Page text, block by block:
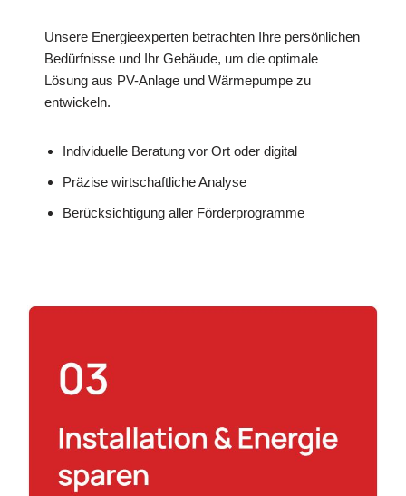
Unsere Energieexperten betrachten Ihre persönlichen
Bedürfnisse und Ihr Gebäude, um die optimale
Lösung aus PV-Anlage und Wärmepumpe zu
entwickeln.
Individuelle Beratung vor Ort oder digital
Präzise wirtschaftliche Analyse
Berücksichtigung aller Förderprogramme